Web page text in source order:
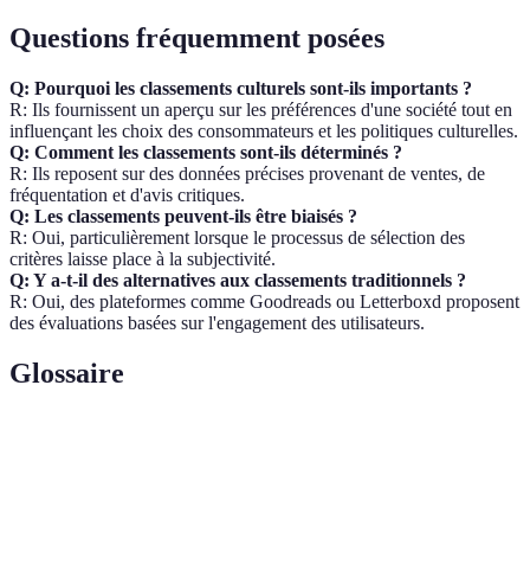
Questions fréquemment posées
Q: Pourquoi les classements culturels sont-ils importants ?
R: Ils fournissent un aperçu sur les préférences d'une société tout en
influençant les choix des consommateurs et les politiques culturelles.
Q: Comment les classements sont-ils déterminés ?
R: Ils reposent sur des données précises provenant de ventes, de
fréquentation et d'avis critiques.
Q: Les classements peuvent-ils être biaisés ?
R: Oui, particulièrement lorsque le processus de sélection des
critères laisse place à la subjectivité.
Q: Y a-t-il des alternatives aux classements traditionnels ?
R: Oui, des plateformes comme Goodreads ou Letterboxd proposent
des évaluations basées sur l'engagement des utilisateurs.
Glossaire